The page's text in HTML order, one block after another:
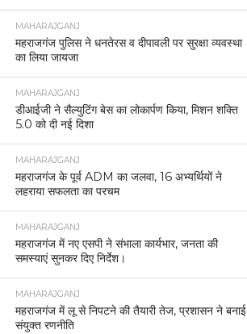
MAHARAJGANJ
महराजगंज पुलिस ने धनतेरस व दीपावली पर सुरक्षा व्यवस्था
का लिया जायजा
MAHARAJGANJ
डीआईजी ने सैल्युटिंग बेस का लोकार्पण किया, मिशन शक्ति
5.0 को दी नई दिशा
MAHARAJGANJ
महराजगंज के पूर्व ADM का जलवा, 16 अभ्यर्थियों ने
लहराया सफलता का परचम
MAHARAJGANJ
महराजगंज में नए एसपी ने संभाला कार्यभार, जनता की
समस्याएं सुनकर दिए निर्देश।
MAHARAJGANJ
महराजगंज में लू से निपटने की तैयारी तेज, प्रशासन ने बनाई
संयुक्त रणनीति